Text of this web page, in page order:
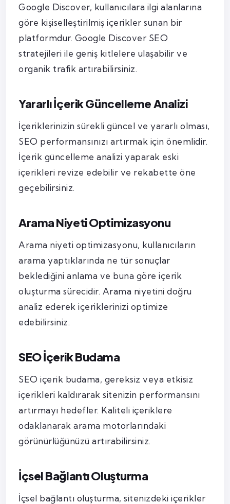
Google Discover, kullanıcılara ilgi alanlarına
göre kişiselleştirilmiş içerikler sunan bir
platformdur. Google Discover SEO
stratejileri ile geniş kitlelere ulaşabilir ve
organik trafik artırabilirsiniz.
Yararlı İçerik Güncelleme Analizi
İçeriklerinizin sürekli güncel ve yararlı olması,
SEO performansınızı artırmak için önemlidir.
İçerik güncelleme analizi yaparak eski
içerikleri revize edebilir ve rekabette öne
geçebilirsiniz.
Arama Niyeti Optimizasyonu
Arama niyeti optimizasyonu, kullanıcıların
arama yaptıklarında ne tür sonuçlar
beklediğini anlama ve buna göre içerik
oluşturma sürecidir. Arama niyetini doğru
analiz ederek içeriklerinizi optimize
edebilirsiniz.
SEO İçerik Budama
SEO içerik budama, gereksiz veya etkisiz
içerikleri kaldırarak sitenizin performansını
artırmayı hedefler. Kaliteli içeriklere
odaklanarak arama motorlarındaki
görünürlüğünüzü artırabilirsiniz.
İçsel Bağlantı Oluşturma
İçsel bağlantı oluşturma, sitenizdeki içerikler